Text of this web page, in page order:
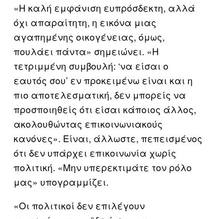
«Η καλή εμφάνιση ευπρόσδεκτη, αλλά
όχι απαραίτητη, η εικόνα μιας
αγαπημένης οικογένειας, όμως,
πουλάει πάντα» σημειώνει. «Η
τετριμμένη συμβουλή: ‘να είσαι ο
εαυτός σου’ εν προκειμένω είναι και η
πιο αποτελεσματική, δεν μπορείς να
προσποιηθείς ότι είσαι κάποιος άλλος,
ακολουθώντας επικοινωνιακούς
κανόνες». Είναι, άλλωστε, πεπεισμένος
ότι δεν υπάρχει επικοινωνία χωρίς
πολιτική. «Μην υπερεκτιμάτε τον ρόλο
μας» υπογραμμίζει.
«Οι πολιτικοί δεν επιλέγουν